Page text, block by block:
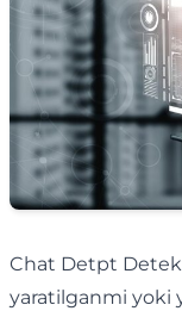
Chat Detpt
yaratilganmi yoki